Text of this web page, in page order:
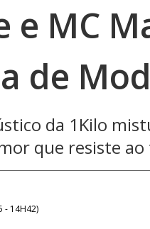
e MC
de
da 1Kilo
que resiste
- 14H42)